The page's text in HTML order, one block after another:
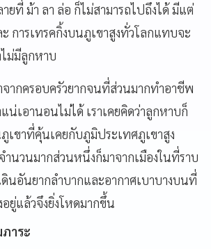
ยที่ ม้า ลา ล่อ ก็ไม่สามารถไปถึงได้ มีแต่
การเทรคกิ้งบนภูเขาสูงทั่วโลกแทบจะ
ม่มีลูกหาบ
ากครอบครัวยากจนที่ส่วนมากทำอาชีพ
น่เอานอนไม่ได้ เราเคยคิดว่าลูกหาบก็
เขาที่คุ้นเคยกับภูมิประเทศภูเขาสูง
นวนมากส่วนหนึ่งก็มาจากเมืองในที่ราบ
นอันยากลำบากและอากาศเบาบางบนที่
ยู่แล้วจึงยิ่งโหดมากขึ้น
าระ